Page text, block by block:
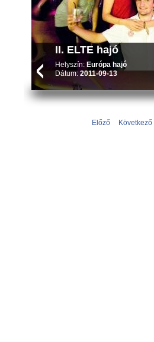
II. ELTE hajó
Helyszín: Európa hajó
Dátum: 2011-09-13
Előző
Következő